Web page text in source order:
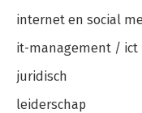
internet en social
it-management / ict
juridisch
leiderschap